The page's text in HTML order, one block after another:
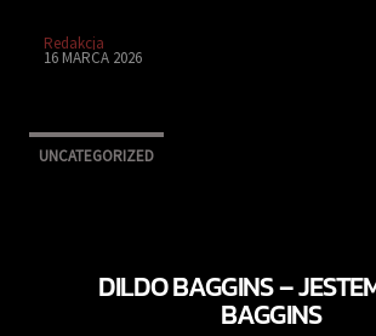
Redakcja
16 MARCA 2026
UNCATEGORIZED
DILDO BAGGINS –
BAGGINS